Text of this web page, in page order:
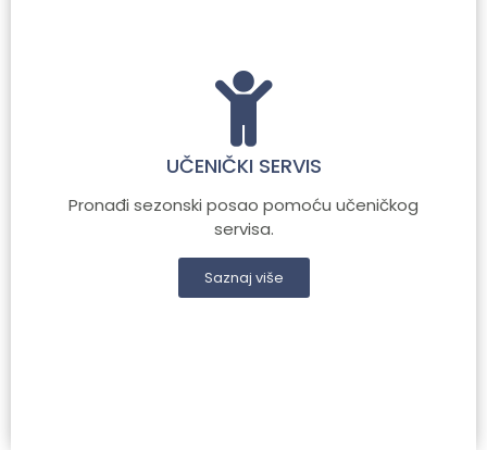
UČENIČKI SERVIS
Pronađi sezonski posao pomoću učeničkog
servisa.
Saznaj više